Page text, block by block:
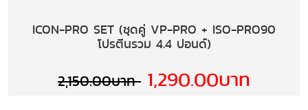
ICON-PRO SET (ชุดคู่ VP-PRO + ISO-PRO90
โปรตีนรวม 4.4 ปอนด์)
2,150.00บาท 1,290.00บาท